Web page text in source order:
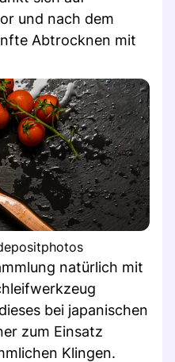
und nach dem
Abtrocknen mit
natürlich mit
bei japanischen
zum Einsatz
Klingen.